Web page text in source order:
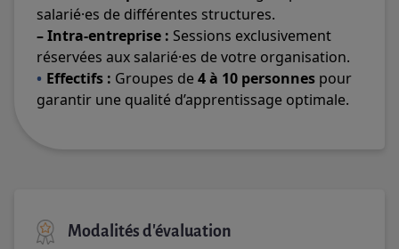
salarié·es de différentes structures.
– Intra-entreprise : Sessions exclusivement
réservées aux salarié·es de votre organisation.
Effectifs : Groupes de4 à 10 personnes pour
garantir une qualité d’apprentissage optimale.
Modalités d'évaluation